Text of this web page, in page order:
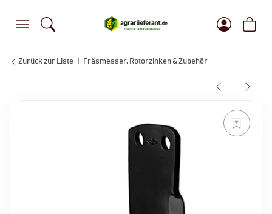
Zurück zur Liste Fräsmesser, Rotorzinken & Zubehör